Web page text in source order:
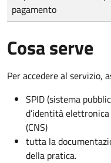
pagamento
Cosa serve
Per accedere al servizio,
SPID (sistema
d’identità
(CNS)
tutta la
della pratica.